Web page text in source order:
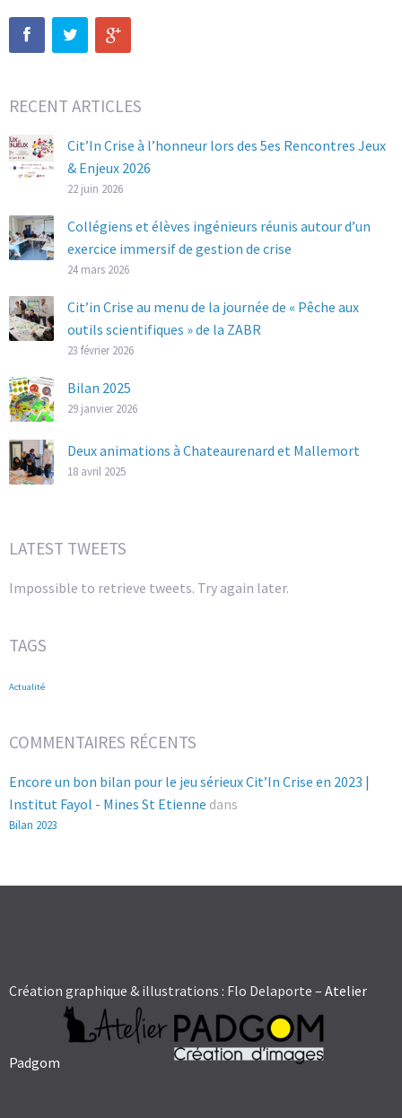
RECENT ARTICLES
Cit’In Crise à l’honneur lors des 5es Rencontres Jeux
& Enjeux 2026
22 juin 2026
Collégiens et élèves ingénieurs réunis autour d’un
exercice immersif de gestion de crise
24 mars 2026
Cit’in Crise au menu de la journée de « Pêche aux
outils scientifiques » de la ZABR
23 février 2026
Bilan 2025
29 janvier 2026
Deux animations à Chateaurenard et Mallemort
18 avril 2025
LATEST TWEETS
Impossible to retrieve tweets. Try again later.
TAGS
Actualité
COMMENTAIRES RÉCENTS
Encore un bon bilan pour le jeu sérieux Cit’In Crise en 2023 |
Institut Fayol - Mines St Etienne dans
Bilan 2023
Création graphique & illustrations : Flo Delaporte – Atelier
Padgom